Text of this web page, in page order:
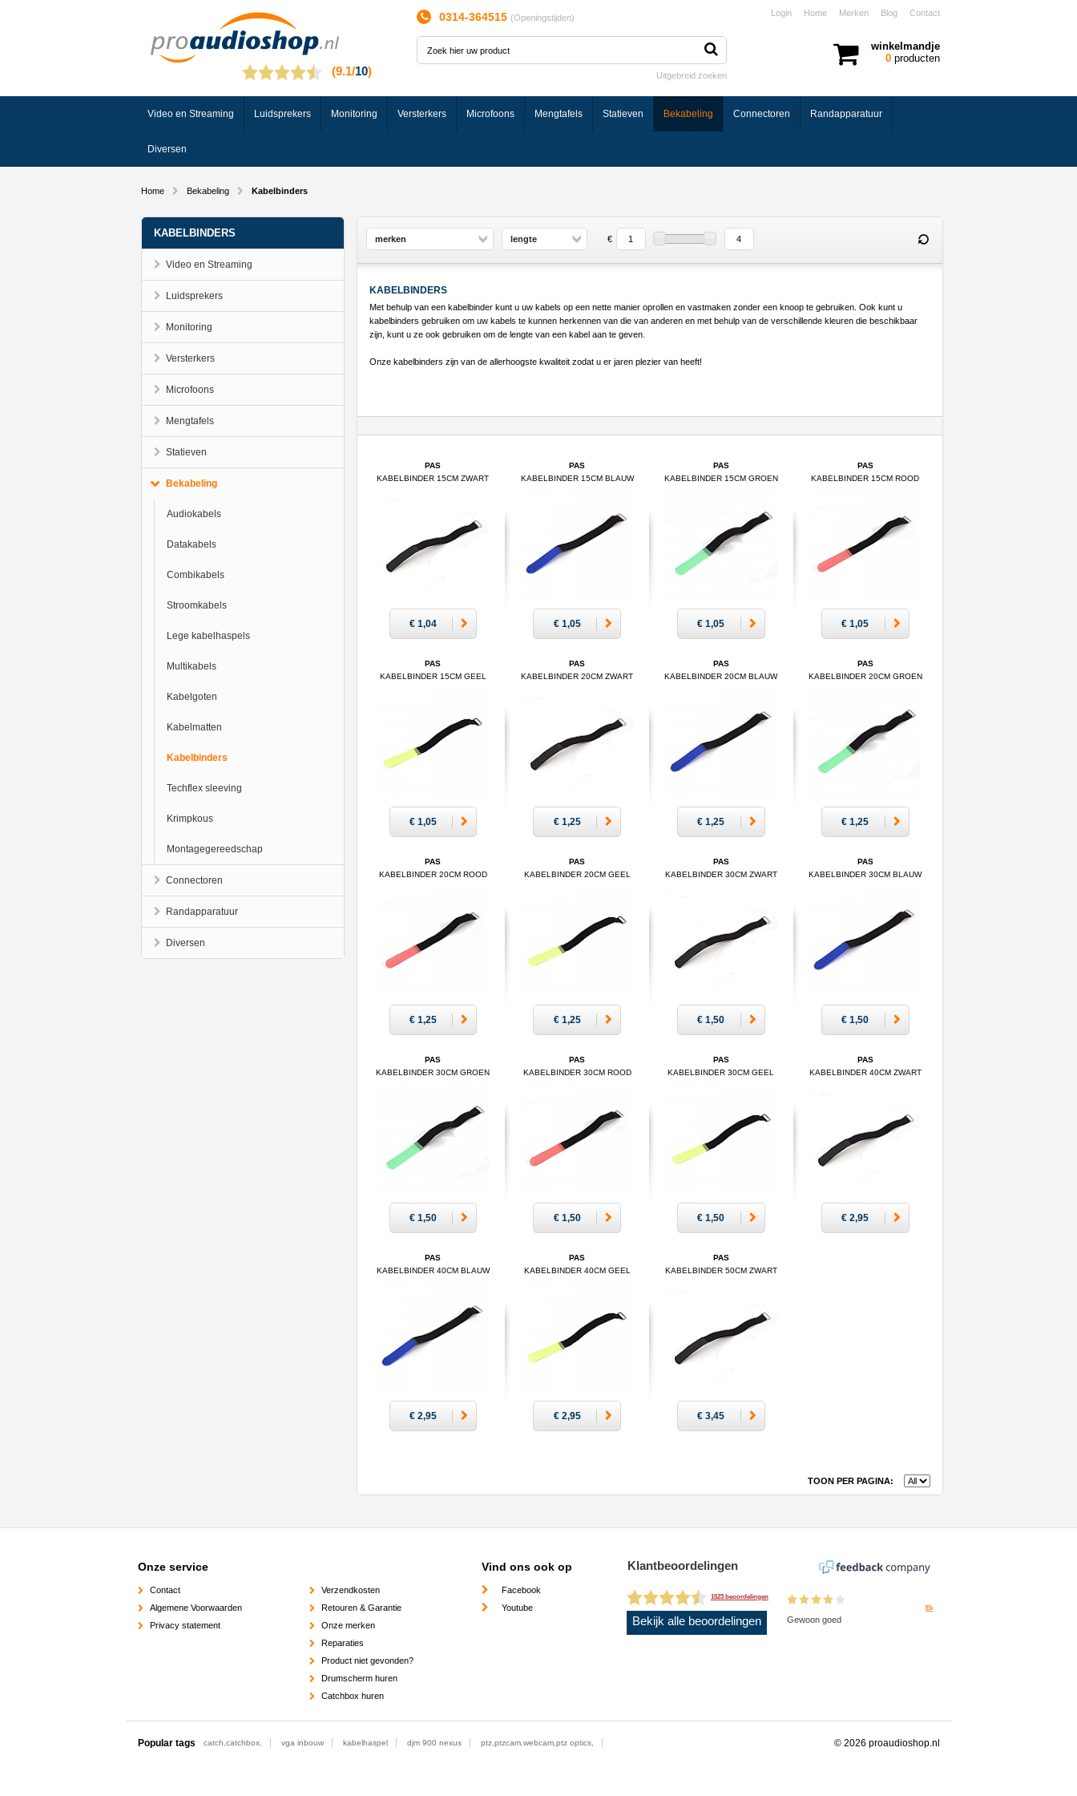
Login Home Merken Blog Contact
winkelmandje
0producten
0314-364515 (Openingstijden)
Uitgebreid zoeken
Video en Streaming Luidsprekers Monitoring Versterkers Microfoons Mengtafels Statieven Bekabeling Connectoren Randapparatuur
Diversen
Home Bekabeling Kabelbinders
KABELBINDERS
Video en Streaming
Luidsprekers
Monitoring
Versterkers
Microfoons
Mengtafels
Statieven
Bekabeling
Audiokabels
Datakabels
Combikabels
Stroomkabels
Lege kabelhaspels
Multikabels
Kabelgoten
Kabelmatten
Kabelbinders
Techflex sleeving
Krimpkous
Montagegereedschap
Connectoren
Randapparatuur
Diversen
merken lengte €
KABELBINDERS
Met behulp van een kabelbinder kunt u uw kabels op een nette manier oprollen en vastmaken zonder een knoop te gebruiken. Ook kunt u
kabelbinders gebruiken om uw kabels te kunnen herkennen van die van anderen en met behulp van de verschillende kleuren die beschikbaar
zijn, kunt u ze ook gebruiken om de lengte van een kabel aan te geven.
Onze kabelbinders zijn van de allerhoogste kwaliteit zodat u er jaren plezier van heeft!
PAS
KABELBINDER 15CM ZWART
€ 1,04
PAS
KABELBINDER 15CM BLAUW
€ 1,05
PAS
KABELBINDER 15CM GROEN
€ 1,05
PAS
KABELBINDER 15CM ROOD
€ 1,05
PAS
KABELBINDER 15CM GEEL
€ 1,05
PAS
KABELBINDER 20CM ZWART
€ 1,25
PAS
KABELBINDER 20CM BLAUW
€ 1,25
PAS
KABELBINDER 20CM GROEN
€ 1,25
PAS
KABELBINDER 20CM ROOD
€ 1,25
PAS
KABELBINDER 20CM GEEL
€ 1,25
PAS
KABELBINDER 30CM ZWART
€ 1,50
PAS
KABELBINDER 30CM BLAUW
€ 1,50
PAS
KABELBINDER 30CM GROEN
€ 1,50
PAS
KABELBINDER 30CM ROOD
€ 1,50
PAS
KABELBINDER 30CM GEEL
€ 1,50
PAS
KABELBINDER 40CM ZWART
€ 2,95
PAS
KABELBINDER 40CM BLAUW
€ 2,95
PAS
KABELBINDER 40CM GEEL
€ 2,95
PAS
KABELBINDER 50CM ZWART
€ 3,45
TOON PER PAGINA:
Onze service
Contact
Algemene Voorwaarden
Privacy statement
Verzendkosten
Retouren & Garantie
Onze merken
Reparaties
Product niet gevonden?
Drumscherm huren
Catchbox huren
Vind ons ook op
Facebook
Youtube
Klantbeoordelingen
1523 beoordelingen
Bekijk alle beoordelingen
Ek
Gewoon goed
Popular tags catch,catchbox, vga inbouw kabelhaspel djm 900 nexus ptz,ptzcam,webcam,ptz optics, © 2026 proaudioshop.nl